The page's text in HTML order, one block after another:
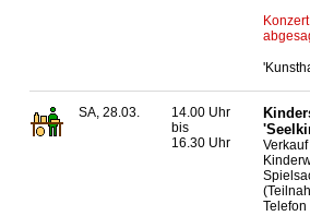
SA, 28.03.
14.00 Uhr
bis
16.30 Uhr